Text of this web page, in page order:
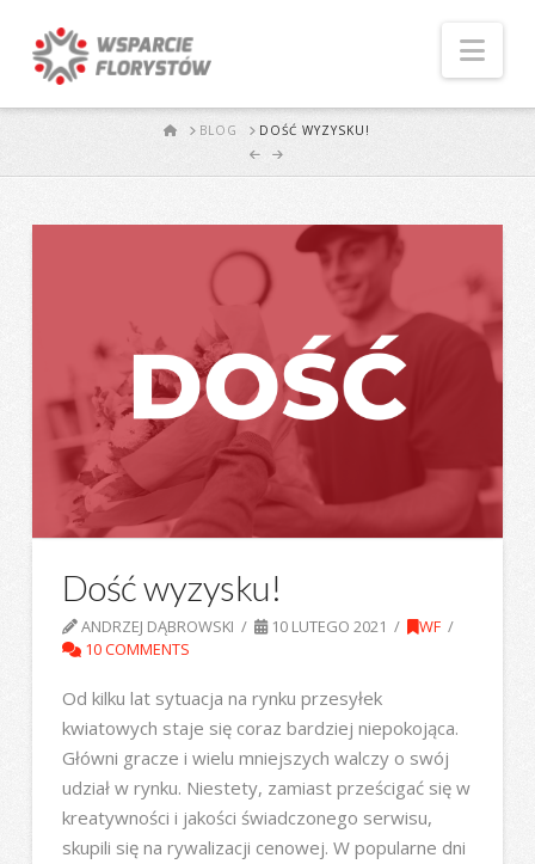
STARTBLOG DOŚĆ WYZYSKU!
Dość wyzysku!
ANDRZEJ DĄBROWSKI 10 LUTEGO 2021
WF
10 COMMENTS
Od kilku lat sytuacja na rynku przesyłek
kwiatowych staje się coraz bardziej niepokojąca.
Główni gracze i wielu mniejszych walczy o swój
udział w rynku. Niestety, zamiast prześcigać się w
kreatywności i jakości świadczonego serwisu,
skupili się na rywalizacji cenowej. W popularne dni